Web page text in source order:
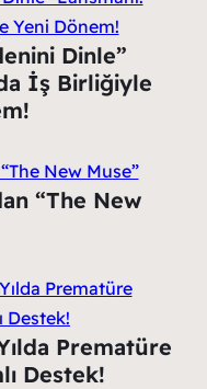
Dinle”
İş Birliğiyle
“The New
Prematüre
Destek!